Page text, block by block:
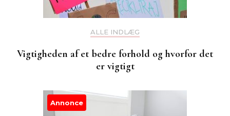
ALLE INDLÆG
Vigtigheden af et bedre forhold og hvorfor det
er vigtigt
Annonce